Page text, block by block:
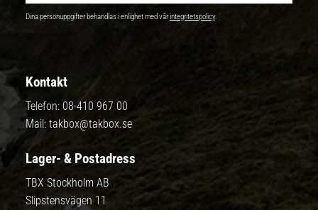
Dina personuppgifter behandlas i enlighet med vårintegritetspolicy.
Kontakt
Telefon: 08-410 967 00
Mail: takbox@takbox.se
Lager- & Postadress
TBX Stockholm AB
Slipstensvägen 11